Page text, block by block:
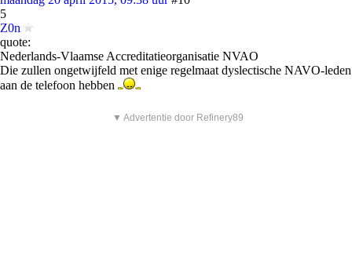
5
Z0n
quote:
Nederlands-Vlaamse Accreditatieorganisatie NVAO
Die zullen ongetwijfeld met enige regelmaat dyslectische NAVO-leden
aan de telefoon hebben
▼ Advertentie door Refinery89